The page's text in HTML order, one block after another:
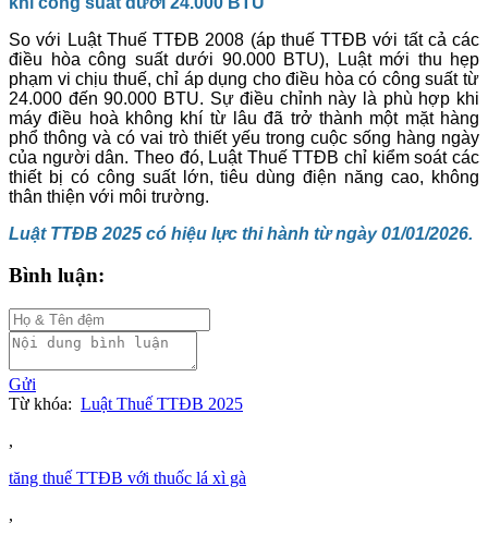
So với Luật Thuế TTĐB 2008 (áp thuế TTĐB với tất cả các
điều hòa công suất dưới 90.000 BTU), Luật mới thu hẹp
phạm vi chịu thuế, chỉ áp dụng cho điều hòa có công suất từ
24.000 đến 90.000 BTU. Sự điều chỉnh này là phù hợp khi
máy điều hoà không khí từ lâu đã trở thành một mặt hàng
phổ thông và có vai trò thiết yếu trong cuộc sống hàng ngày
của người dân. Theo đó, Luật Thuế TTĐB chỉ kiểm soát các
thiết bị có công suất lớn, tiêu dùng điện năng cao, không
thân thiện với môi trường.
Luật TTĐB 2025 có hiệu lực thi hành từ ngày 01/01/2026.
Bình luận:
Gửi
Từ khóa: Luật Thuế TTĐB 2025
,
tăng thuế TTĐB với thuốc lá xì gà
,